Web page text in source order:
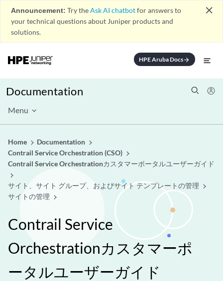
Announcement: Try theAsk AI chatbotfor answers to
your technical questions about Juniper products and
solutions.
close
HPE Aruba Docsarrow_forward
Documentation
Menu
Home
Documentation
Contrail Service Orchestration (CSO)
Contrail Service Orchestrationカスタマーポータルユーザーガイド
サイト、サイト グループ、およびサイト テンプレートの管理
サイトの管理
Contrail Service
Orchestrationカスタマーポ
ータルユーザーガイド